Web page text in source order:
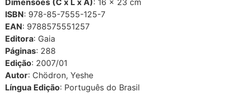
ISBN: 978-85-7555-125-7
EAN: 9788575551257
Editora: Gaia
Páginas: 288
Edição: 2007/01
Autor: Chödron, Yeshe
Língua Edição: Português do Brasil